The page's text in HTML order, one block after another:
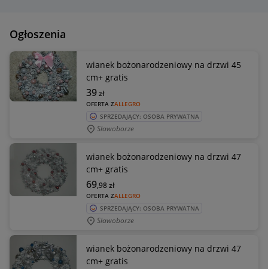
Ogłoszenia
wianek bożonarodzeniowy na drzwi 45
cm+ gratis
OFERTA ZALLEGRO
39zł
SPRZEDAJĄCY: OSOBA PRYWATNA
Sławoborze
wianek bożonarodzeniowy na drzwi 47
cm+ gratis
OFERTA ZALLEGRO
69,98zł
SPRZEDAJĄCY: OSOBA PRYWATNA
Sławoborze
wianek bożonarodzeniowy na drzwi 47
cm+ gratis